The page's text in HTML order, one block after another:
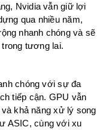
Nvidia vẫn giữ lợi
qua nhiều năm,
nhanh chóng và sẽ
tương lai.
chóng với sự đa
tiếp cận. GPU vẫn
khả năng xử lý song
ASIC, cùng với xu